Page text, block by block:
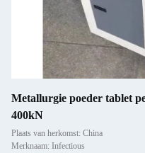
Metallurgie poeder tablet
400kN
Plaats van herkomst: China
Merknaam: Infectious